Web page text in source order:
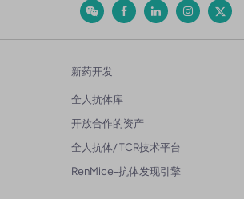
新药开发
全人抗体库
开放合作的资产
全人抗体/ TCR技术平台
RenMice-抗体发现引擎